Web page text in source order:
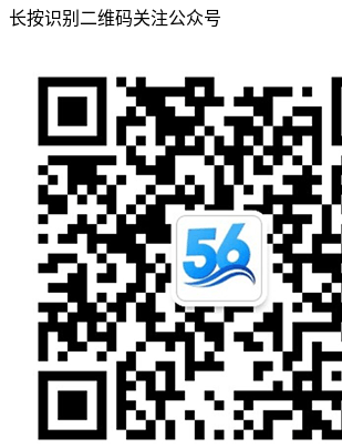
长按识别二维码关注公众号